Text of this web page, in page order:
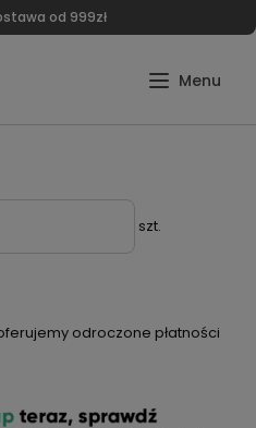
od 999zł
szt.
odroczone płatności